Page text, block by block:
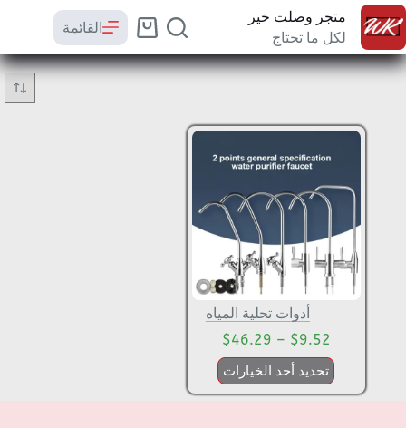
متجر وصلت خير
لكل ما تحتاج
القائمة
أدوات تحلية المياه
$9.52
–
$46.29
تحديد أحد الخيارات